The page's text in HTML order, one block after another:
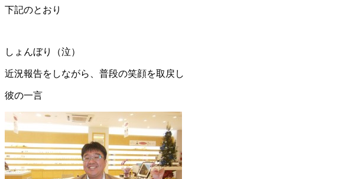
下記のとおり
しょんぼり（泣）
近況報告をしながら、普段の笑顔を取戻し
彼の一言